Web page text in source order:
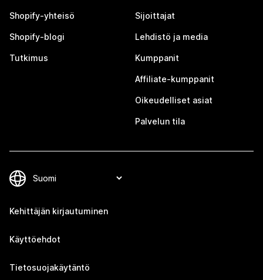
Shopify-yhteisö
Shopify-blogi
Tutkimus
Sijoittajat
Lehdistö ja media
Kumppanit
Affiliate-kumppanit
Oikeudelliset asiat
Palvelun tila
Kehittäjän kirjautuminen
Käyttöehdot
Tietosuojakäytäntö